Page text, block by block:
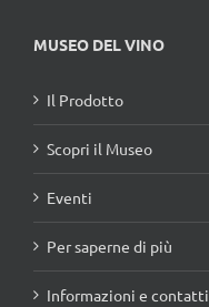
MUSEO DEL VINO
Il Prodotto
Scopri il Museo
Eventi
Per saperne di più
Informazioni e contatti